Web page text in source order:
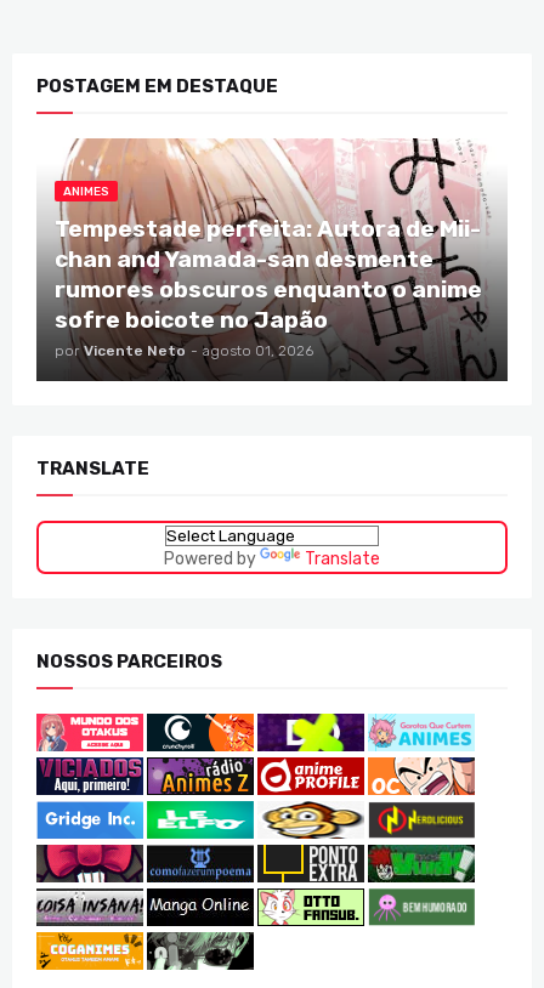
POSTAGEM EM DESTAQUE
ANIMES
Tempestade perfeita: Autora de Mii-
chan and Yamada-san desmente
rumores obscuros enquanto o anime
sofre boicote no Japão
por Vicente Neto - agosto 01, 2026
TRANSLATE
Powered by Translate
NOSSOS PARCEIROS